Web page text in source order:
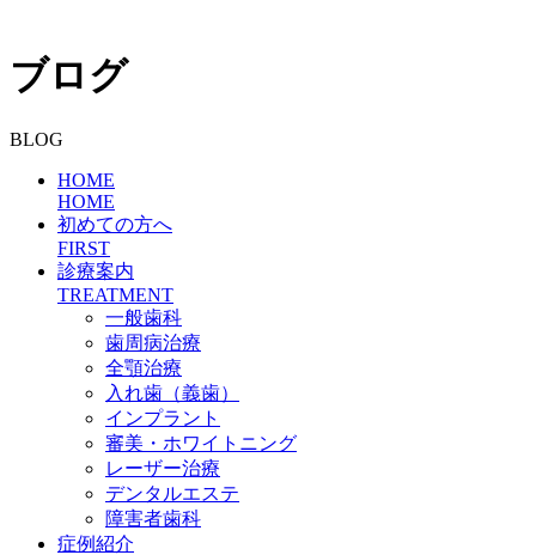
ブログ
BLOG
HOME
HOME
初めての方へ
FIRST
診療案内
TREATMENT
一般歯科
歯周病治療
全顎治療
入れ歯（義歯）
インプラント
審美・ホワイトニング
レーザー治療
デンタルエステ
障害者歯科
症例紹介